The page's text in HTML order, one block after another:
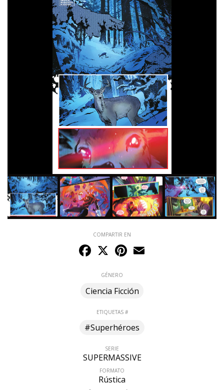
COMPARTIR EN
Facebook
X Pinterest
GÉNERO
Ciencia Ficción
ETIQUETAS #
#Superhéroes
SERIE
SUPERMASSIVE
FORMATO
Rústica